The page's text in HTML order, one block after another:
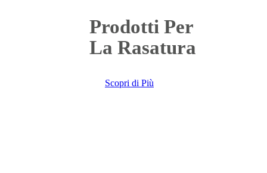
Prodotti Per
La Rasatura
Scopri di Più